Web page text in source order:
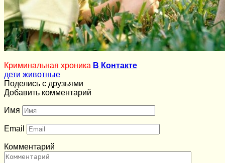
Криминальная хроника В Контакте
дети животные
Поделись с друзьями
Добавить комментарий
Имя
Email
Комментарий